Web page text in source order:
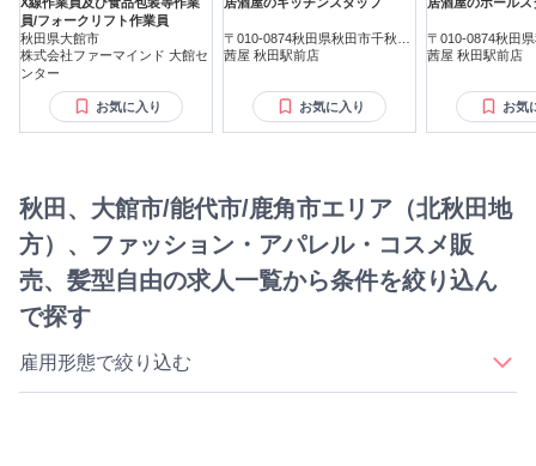
員/フォークリフト作業員
秋田県大館市
株式会社ファーマインド 大館セ
ンター
お気に入り
〒010-0874秋田県秋田市千秋久
保田町
茜屋 秋田駅前店
お気に入り
〒010-0874秋田
保田町
茜屋 秋田駅前店
お気
秋田、大館市/能代市/鹿角市エリア（北秋田地
方）、ファッション・アパレル・コスメ販
売、髪型自由の求人一覧から条件を絞り込ん
で探す
雇用形態で絞り込む